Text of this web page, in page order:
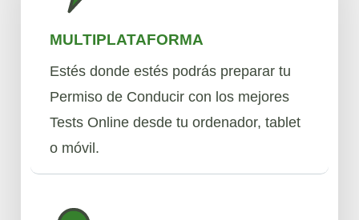
MULTIPLATAFORMA
Estés donde estés podrás preparar tu
Permiso de Conducir con los mejores
Tests Online desde tu ordenador, tablet
o móvil.